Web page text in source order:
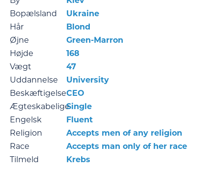
Bopælsland
Ukraine
Hår
Blond
Øjne
Green-Marron
Højde
168
Vægt
47
Uddannelse
University
BeskæftigelseCEO
ÆgteskabeligeSingle
Engelsk
Fluent
Religion
Accepts men of any religion
Race
Accepts man only of her race
Tilmeld
Krebs